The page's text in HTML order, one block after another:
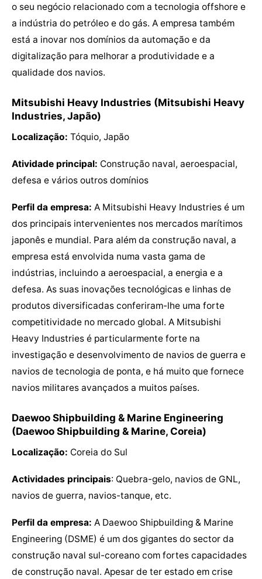
o seu negócio relacionado com a tecnologia offshore e
a indústria do petróleo e do gás. A empresa também
está a inovar nos domínios da automação e da
digitalização para melhorar a produtividade e a
qualidade dos navios.
Mitsubishi Heavy Industries (Mitsubishi Heavy
Industries, Japão)
Localização: Tóquio, Japão
Atividade principal: Construção naval, aeroespacial,
defesa e vários outros domínios
Perfil da empresa: A Mitsubishi Heavy Industries é um
dos principais intervenientes nos mercados marítimos
japonês e mundial. Para além da construção naval, a
empresa está envolvida numa vasta gama de
indústrias, incluindo a aeroespacial, a energia e a
defesa. As suas inovações tecnológicas e linhas de
produtos diversificadas conferiram-lhe uma forte
competitividade no mercado global. A Mitsubishi
Heavy Industries é particularmente forte na
investigação e desenvolvimento de navios de guerra e
navios de tecnologia de ponta, e há muito que fornece
navios militares avançados a muitos países.
Daewoo Shipbuilding & Marine Engineering
(Daewoo Shipbuilding & Marine, Coreia)
Localização: Coreia do Sul
Actividades principais: Quebra-gelo, navios de GNL,
navios de guerra, navios-tanque, etc.
Perfil da empresa: A Daewoo Shipbuilding & Marine
Engineering (DSME) é um dos gigantes do sector da
construção naval sul-coreano com fortes capacidades
de construção naval. Apesar de ter estado em crise